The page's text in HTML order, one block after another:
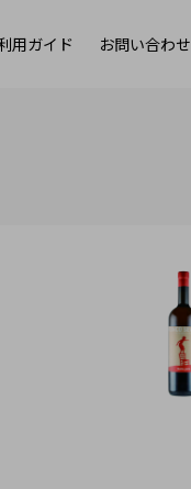
用ガイド お問い合わせ